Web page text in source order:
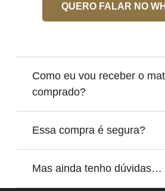
QUERO FALAR NO
Como eu vou receber o
comprado?
Essa compra é segura?
Mas ainda tenho dúvidas…